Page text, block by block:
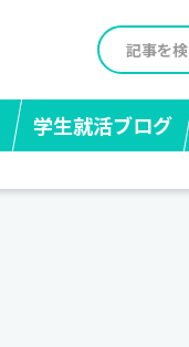
学生就活ブログ